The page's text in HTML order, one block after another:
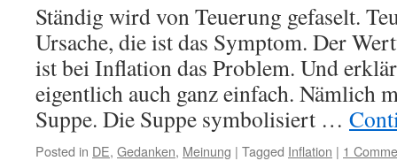
Ständig wird von Teuerung gefaselt.
Ursache, die ist das Symptom. Der
ist bei Inflation das Problem. Und
eigentlich auch ganz einfach. Nämlich
Suppe. Die Suppe symbolisiert …
Posted in DE, Gedanken, Meinung | Tagged Inflation | 1